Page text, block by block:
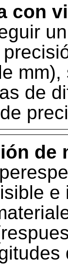
con
de
de
e